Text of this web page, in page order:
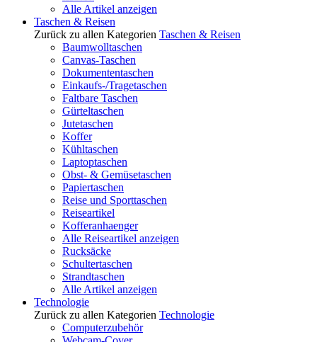
Alle Artikel anzeigen
Taschen & Reisen
Zurück zu allen Kategorien Taschen & Reisen
Baumwolltaschen
Canvas-Taschen
Dokumententaschen
Einkaufs-/Tragetaschen
Faltbare Taschen
Gürteltaschen
Jutetaschen
Koffer
Kühltaschen
Laptoptaschen
Obst- & Gemüsetaschen
Papiertaschen
Reise und Sporttaschen
Reiseartikel
Kofferanhaenger
Alle Reiseartikel anzeigen
Rucksäcke
Schultertaschen
Strandtaschen
Alle Artikel anzeigen
Technologie
Zurück zu allen Kategorien Technologie
Computerzubehör